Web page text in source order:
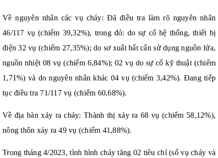
Về nguyên nhân các vụ cháy: Đã điều tra làm rõ nguyên nhân
46/117 vụ (chiếm 39,32%), trong đó: do sự cố hệ thống, thiết bị
điện 32 vụ (chiếm 27,35%); do sơ xuất bất cẩn sử dụng nguồn lửa,
nguồn nhiệt 08 vụ (chiếm 6,84%); 02 vụ do sự cố kỹ thuật (chiếm
1,71%) và do nguyên nhân khác 04 vụ (chiếm 3,42%). Đang tiếp
tục điều tra 71/117 vụ (chiếm 60,68%).
Về địa bàn xảy ra cháy: Thành thị xảy ra 68 vụ (chiếm 58,12%),
nông thôn xảy ra 49 vụ (chiếm 41,88%).
Trong tháng 4/2023, tình hình cháy tăng 02 tiêu chí (số vụ cháy và